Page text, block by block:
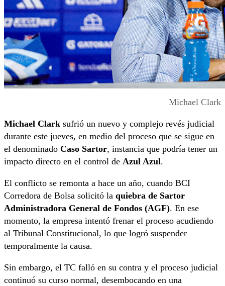
Michael Clark
Michael Clark sufrió un nuevo y complejo revés judicial
durante este jueves, en medio del proceso que se sigue en
el denominado Caso Sartor, instancia que podría tener un
impacto directo en el control de Azul Azul.
El conflicto se remonta a hace un año, cuando BCI
Corredora de Bolsa solicitó la quiebra de Sartor
Administradora General de Fondos (AGF). En ese
momento, la empresa intentó frenar el proceso acudiendo
al Tribunal Constitucional, lo que logró suspender
temporalmente la causa.
Sin embargo, el TC falló en su contra y el proceso judicial
continuó su curso normal, desembocando en una